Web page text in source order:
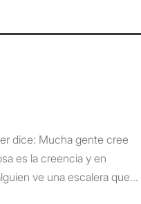
dice: Mucha gente cree
es la creencia y en
ve una escalera que...